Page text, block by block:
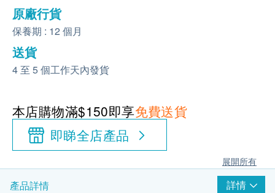
原廠行貨
保養期 : 12 個月
送貨
4 至 5 個工作天內發貨
本店購物滿$150即享免費送貨
即睇全店產品
展開所有
產品詳情 詳情